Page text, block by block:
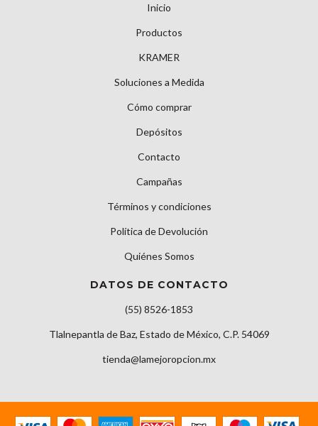
Inicio
Productos
KRAMER
Soluciones a Medida
Cómo comprar
Depósitos
Contacto
Campañas
Términos y condiciones
Política de Devolución
Quiénes Somos
DATOS DE CONTACTO
(55) 8526-1853
Tlalnepantla de Baz, Estado de México, C.P. 54069
tienda@lamejoropcion.mx